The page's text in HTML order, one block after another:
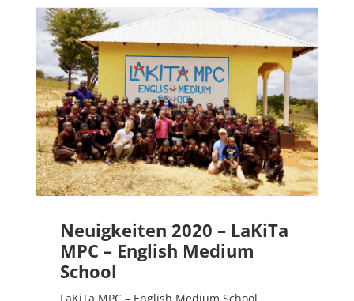
Neuigkeiten 2020 – LaKiTa
MPC – English Medium
School